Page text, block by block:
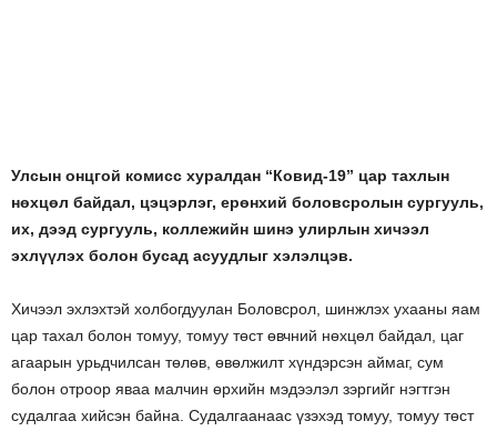
Улсын онцгой комисс хуралдан “Ковид-19” цар тахлын
нөхцөл байдал, цэцэрлэг, ерөнхий боловсролын сургууль,
их, дээд сургууль, коллежийн шинэ улирлын хичээл
эхлүүлэх болон бусад асуудлыг хэлэлцэв.
Хичээл эхлэхтэй холбогдуулан Боловсрол, шинжлэх ухааны яам
цар тахал болон томуу, томуу төст өвчний нөхцөл байдал, цаг
агаарын урьдчилсан төлөв, өвөлжилт хүндэрсэн аймаг, сум
болон отроор яваа малчин өрхийн мэдээлэл зэргийг нэгтгэн
судалгаа хийсэн байна. Судалгаанаас үзэхэд томуу, томуу төст